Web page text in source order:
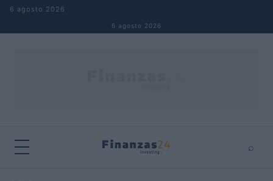
Saltar al contenido
6 agosto 2026
6 agosto 2026
⌕